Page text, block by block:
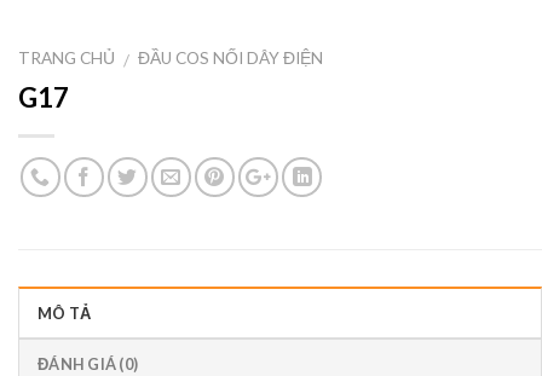
TRANG CHỦ / ĐẦU COS NỐI DÂY ĐIỆN
G17
MÔ TẢ
ĐÁNH GIÁ (0)